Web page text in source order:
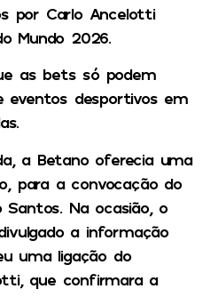
por Carlo Ancelotti
Mundo 2026.
as bets só podem
eventos desportivos em
a Betano oferecia uma
para a convocação do
Na ocasião, o
a informação
uma ligação do
que confirmara a